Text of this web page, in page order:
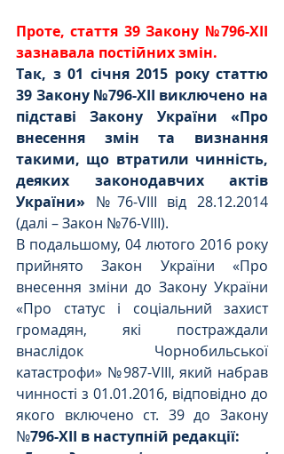
Проте, стаття 39 Закону №796-XII
зазнавала постійних змін.
Так, з 01 січня 2015 року статтю
39 Закону №796-XII виключено на
підставі Закону України «Про
внесення змін та визнання
такими, що втратили чинність,
деяких законодавчих актів
України» №76-VIII від 28.12.2014
(далі – Закон №76-VIII).
В подальшому, 04 лютого 2016 року
прийнято Закон України «Про
внесення зміни до Закону України
«Про статус і соціальний захист
громадян, які постраждали
внаслідок Чорнобильської
катастрофи» №987-VIII, який набрав
чинності з 01.01.2016, відповідно до
№796-XII в наступній редакції: